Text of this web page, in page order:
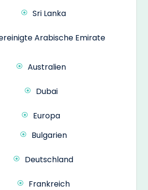
Sri Lanka
Arabische Emirate
Australien
Dubai
Europa
Bulgarien
Deutschland
Frankreich